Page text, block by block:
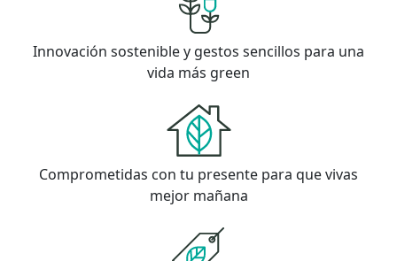
Innovación sostenible y gestos sencillos para una
vida más green
Comprometidas con tu presente para que vivas
mejor mañana